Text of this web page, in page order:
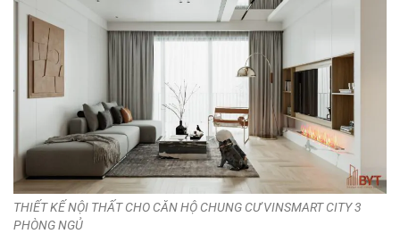
THIẾT KẾ NỘI THẤT CHO CĂN HỘ CHUNG CƯ VINSMART CITY 3
PHÒNG NGỦ